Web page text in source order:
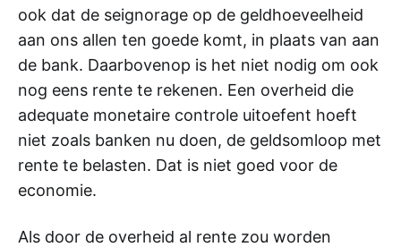
ook dat de seignorage op de geldhoeveelheid
aan ons allen ten goede komt, in plaats van aan
de bank. Daarbovenop is het niet nodig om ook
nog eens rente te rekenen. Een overheid die
adequate monetaire controle uitoefent hoeft
niet zoals banken nu doen, de geldsomloop met
rente te belasten. Dat is niet goed voor de
economie.
Als door de overheid al rente zou worden